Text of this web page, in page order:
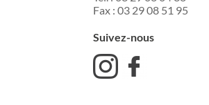
Fax : 03 29 08 51 95
Suivez-nous